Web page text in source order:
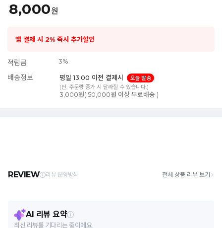
8,000원
앱 결제 시 2% 즉시 추가할인
적립금 3%
배송정보 평일 13:00 이전 결제시
오늘 발송
(단, 주문량 증가 시 달라질 수 있습니다.)
3,000원( 50,000원 이상 무료배송 )